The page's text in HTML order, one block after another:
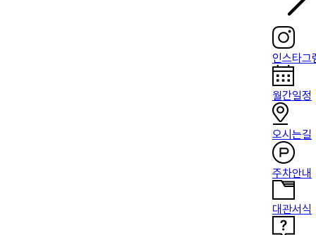
인스타그
월간일정
오시는길
주차안내
대관서식